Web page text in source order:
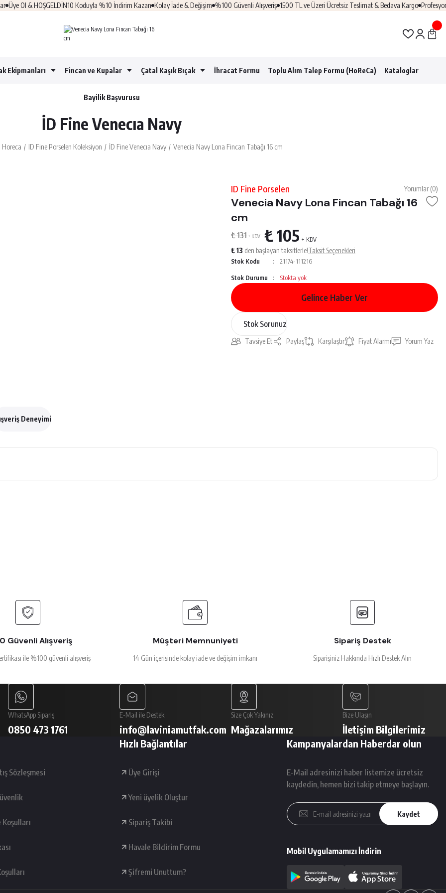
& HOŞGELDİN10 Koduyla %10 İndirim Kazan Kolay İade & Değişim %100 Güvenli Alışveriş 1500 TL ve Üzeri Ücretsiz Teslimat & Bedava Kargo Profesyonel
Ekipmanları Fincan ve Kupalar Çatal Kaşık Bıçak İhracat Formu Toplu Alım Talep Formu (HoReCa) Kataloglar
Bayilik Başvurusu
İD Fine Venecıa Navy
Horeca ID Fine Porselen Koleksiyon İD Fine Venecıa Navy Venecia Navy Lona Fincan Tabağı 16 cm
ID Fine Porselen Yorumlar (0)
Venecia Navy Lona Fincan Tabağı 16
cm
₺ 131+ KDV ₺ 105 + KDV
₺ 13 den başlayan taksitlerle!Taksit Seçenekleri
Stok Kodu 21174-111216
Stok Durumu Stokta yok
Gelince Haber Ver
Stok Sorunuz
Tavsiye Et Paylaş Karşılaştır Fiyat Alarmı Yorum Yaz
Deneyimi
Güvenli Alışveriş
ile %100 güvenli alışveriş
Müşteri Memnuniyeti
14 Gün içerisinde kolay iade ve değişim imkanı
Sipariş Destek
Siparişiniz Hakkında Hızlı Destek Alın
WhatsApp Sipariş
0850 473 1761
E-Mail ile Destek
info@laviniamutfak.com
Size Çok Yakınız
Mağazalarımız
Bize Ulaşın
İletişim Bilgilerimiz
Sözleşmesi
Hızlı Bağlantılar
Üye Girişi
Yeni üyelik Oluştur
Sipariş Takibi
Havale Bildirim Formu
Şifremi Unuttum?
Kampanyalardan Haberdar olun
E-Mail adresinizi haber listemize ücretsiz
kaydedin, hemen bizi takip etmeye başlayın.
Kaydet
Mobil Uygulamamızı İndirin